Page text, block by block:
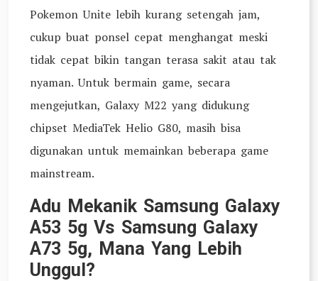
Pokemon Unite lebih kurang setengah jam,
cukup buat ponsel cepat menghangat meski
tidak cepat bikin tangan terasa sakit atau tak
nyaman. Untuk bermain game, secara
mengejutkan, Galaxy M22 yang didukung
chipset MediaTek Helio G80, masih bisa
digunakan untuk memainkan beberapa game
mainstream.
Adu Mekanik Samsung Galaxy
A53 5g Vs Samsung Galaxy
A73 5g, Mana Yang Lebih
Unggul?